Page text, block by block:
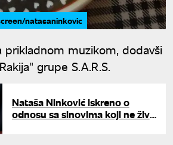
natasaninkovic
prikladnom muzikom, dodavši
grupe S.A.R.S.
Nataša Ninković iskreno o
odnosu sa sinovima koji ne žive